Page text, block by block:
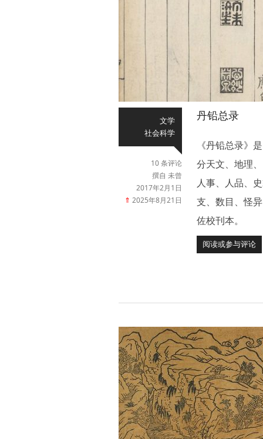
文学
社会科学
10 条评论
撰自 未曾
2017年2月1日
⇑ 2025年8月21日
丹铅总录
《丹铅总录》
分天文、地理
人事、人品、
支、数目、怪
佐校刊本。
阅读或参与评论